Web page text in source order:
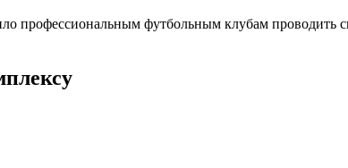
профессиональным футбольным клубам